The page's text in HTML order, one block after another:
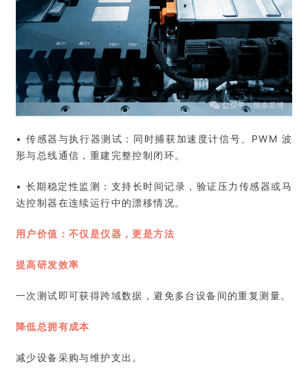
• 传感器与执行器测试：同时捕获加速度计信号、PWM 波
形与总线通信，重建完整控制闭环。
• 长期稳定性监测：支持长时间记录，验证压力传感器或马
达控制器在连续运行中的漂移情况。
用户价值：不仅是仪器，更是方法
提高研发效率
一次测试即可获得跨域数据，避免多台设备间的重复测量。
降低总拥有成本
减少设备采购与维护支出。